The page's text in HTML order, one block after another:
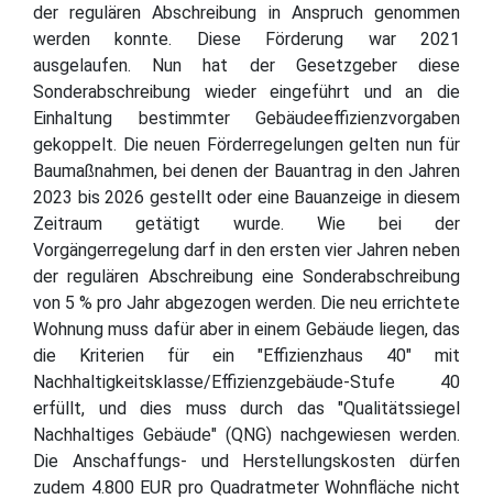
der regulären Abschreibung in Anspruch genommen
werden konnte. Diese Förderung war 2021
ausgelaufen. Nun hat der Gesetzgeber diese
Sonderabschreibung wieder eingeführt und an die
Einhaltung bestimmter Gebäudeeffizienzvorgaben
gekoppelt. Die neuen Förderregelungen gelten nun für
Baumaßnahmen, bei denen der Bauantrag in den Jahren
2023 bis 2026 gestellt oder eine Bauanzeige in diesem
Zeitraum getätigt wurde. Wie bei der
Vorgängerregelung darf in den ersten vier Jahren neben
der regulären Abschreibung eine Sonderabschreibung
von 5 % pro Jahr abgezogen werden. Die neu errichtete
Wohnung muss dafür aber in einem Gebäude liegen, das
die Kriterien für ein "Effizienzhaus 40" mit
Nachhaltigkeitsklasse/Effizienzgebäude-Stufe 40
erfüllt, und dies muss durch das "Qualitätssiegel
Nachhaltiges Gebäude" (QNG) nachgewiesen werden.
Die Anschaffungs- und Herstellungskosten dürfen
zudem 4.800 EUR pro Quadratmeter Wohnfläche nicht